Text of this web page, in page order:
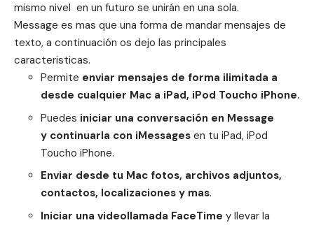
mismo nivel en un futuro se unirán en una sola.
Message es mas que una forma de mandar mensajes de
texto, a continuación os dejo las principales
caracteristicas.
Permite enviar mensajes de forma ilimitada a
desde cualquier Mac a iPad, iPod Toucho iPhone.
Puedes iniciar una conversación en Message
y continuarla con iMessagesen tu iPad, iPod
Toucho iPhone.
Enviar desde tu Mac fotos, archivos adjuntos,
contactos, localizaciones y mas.
Iniciar una videollamada FaceTime y llevar la